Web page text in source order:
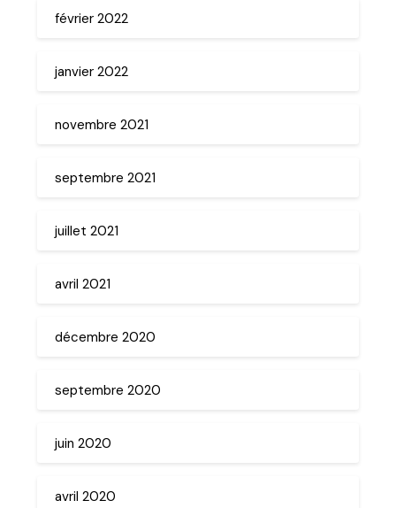
février 2022
janvier 2022
novembre 2021
septembre 2021
juillet 2021
avril 2021
décembre 2020
septembre 2020
juin 2020
avril 2020